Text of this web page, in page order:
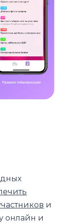
и
онлайн и